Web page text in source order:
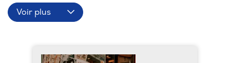
Voir plus